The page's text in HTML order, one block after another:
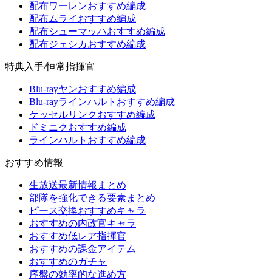
配布ワーレンおすすめ編成
配布ムライおすすめ編成
配布シューマッハおすすめ編成
配布ジェシカおすすめ編成
特典入手/恒常指揮官
Blu-rayヤンおすすめ編成
Blu-rayラインハルトおすすめ編成
ケッセルリンクおすすめ編成
ドミニクおすすめ編成
ラインハルトおすすめ編成
おすすめ情報
生放送最新情報まとめ
部隊を強化できる要素まとめ
ピース交換おすすめキャラ
おすすめの内政官キャラ
おすすめ低レア指揮官
おすすめの課金アイテム
おすすめのガチャ
序盤の効率的な進め方